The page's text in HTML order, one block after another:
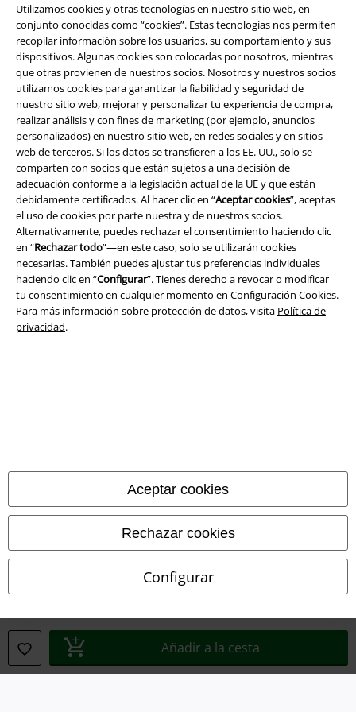
Utilizamos cookies y otras tecnologías en nuestro sitio web, en
conjunto conocidas como “cookies”. Estas tecnologías nos permiten
recopilar información sobre los usuarios, su comportamiento y sus
dispositivos. Algunas cookies son colocadas por nosotros, mientras
que otras provienen de nuestros socios. Nosotros y nuestros socios
utilizamos cookies para garantizar la fiabilidad y seguridad de
nuestro sitio web, mejorar y personalizar tu experiencia de compra,
realizar análisis y con fines de marketing (por ejemplo, anuncios
personalizados) en nuestro sitio web, en redes sociales y en sitios
web de terceros. Si los datos se transfieren a los EE. UU., solo se
comparten con socios que están sujetos a una decisión de
adecuación conforme a la legislación actual de la UE y que están
debidamente certificados. Al hacer clic en “Aceptar cookies”, aceptas
el uso de cookies por parte nuestra y de nuestros socios.
Alternativamente, puedes rechazar el consentimiento haciendo clic
en “Rechazar todo”—en este caso, solo se utilizarán cookies
necesarias. También puedes ajustar tus preferencias individuales
haciendo clic en “Configurar”. Tienes derecho a revocar o modificar
tu consentimiento en cualquier momento en Configuración Cookies.
Para más información sobre protección de datos, visita Política de
privacidad.
Aceptar cookies
Rechazar cookies
Configurar
Añadir a la cesta
A Warner Music Group Company
Seguridad
Ley protección de datos
Eliminación de residuos y protección del medioambiente
Declaración de Conformidad
Información sobre accesibilidad
Cancelar pedido